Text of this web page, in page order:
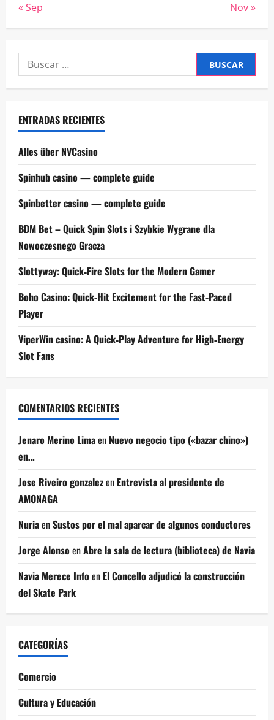
« Sep Nov »
Buscar:
ENTRADAS RECIENTES
Alles über NVCasino
Spinhub casino — complete guide
Spinbetter casino — complete guide
BDM Bet – Quick Spin Slots i Szybkie Wygrane dla
Nowoczesnego Gracza
Slottyway: Quick‑Fire Slots for the Modern Gamer
Boho Casino: Quick‑Hit Excitement for the Fast‑Paced
Player
ViperWin casino: A Quick‑Play Adventure for High‑Energy
Slot Fans
COMENTARIOS RECIENTES
Jenaro Merino Limaen Nuevo negocio tipo («bazar chino»)
en…
Jose Riveiro gonzalezen Entrevista al presidente de
AMONAGA
NuriaenSustos por el mal aparcar de algunos conductores
Jorge AlonsoenAbre la sala de lectura (biblioteca) de Navia
Navia Merece Infoen El Concello adjudicó la construcción
del Skate Park
CATEGORÍAS
Comercio
Cultura y Educación